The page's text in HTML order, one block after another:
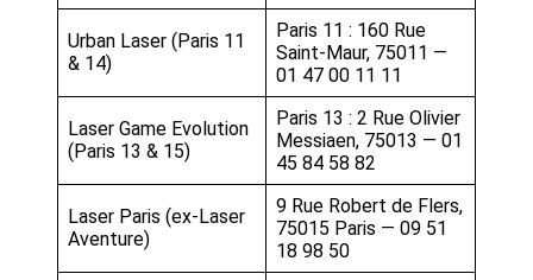
Urban Laser (Paris 11
& 14)
Paris 11 : 160 Rue
Saint-Maur, 75011 —
01 47 00 11 11
Laser Game Evolution
(Paris 13 & 15)
Paris 13 : 2 Rue Olivier
Messiaen, 75013 — 01
45 84 58 82
Laser Paris (ex-Laser
Aventure)
9 Rue Robert de Flers,
75015 Paris — 09 51
18 98 50